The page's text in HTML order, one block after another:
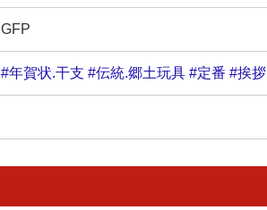
GFP
#年賀状.干支 #伝統.郷土玩具 #定番 #挨拶